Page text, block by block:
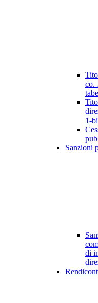
co.
1-
Sanzioni
di